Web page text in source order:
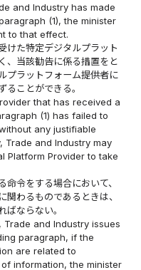
and Industry has made
(1), the minister
to that effect.
けた特定デジタルプラット
、当該勧告に係る措置をと
プラットフォーム提供者に
ることができる。
that has received a
(1) has failed to
any justifiable
Trade and Industry may
Platform Provider to take
令をする場合において、
わるものであるときは、
ばならない。
and Industry issues
paragraph, if the
are related to
information, the minister